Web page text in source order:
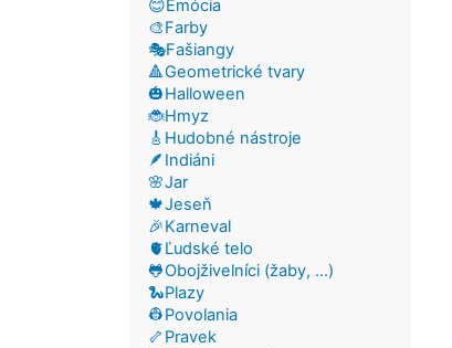
😊Emócia
🎨Farby
🎭Fašiangy
🔺Geometrické tvary
🎃Halloween
🐞Hmyz
🎸Hudobné nástroje
🪶Indiáni
🌸Jar
🍁Jeseň
🎉Karneval
🫀Ľudské telo
🐸Obojživelníci (žaby, ...)
🐍Plazy
👷Povolania
🦴Pravek